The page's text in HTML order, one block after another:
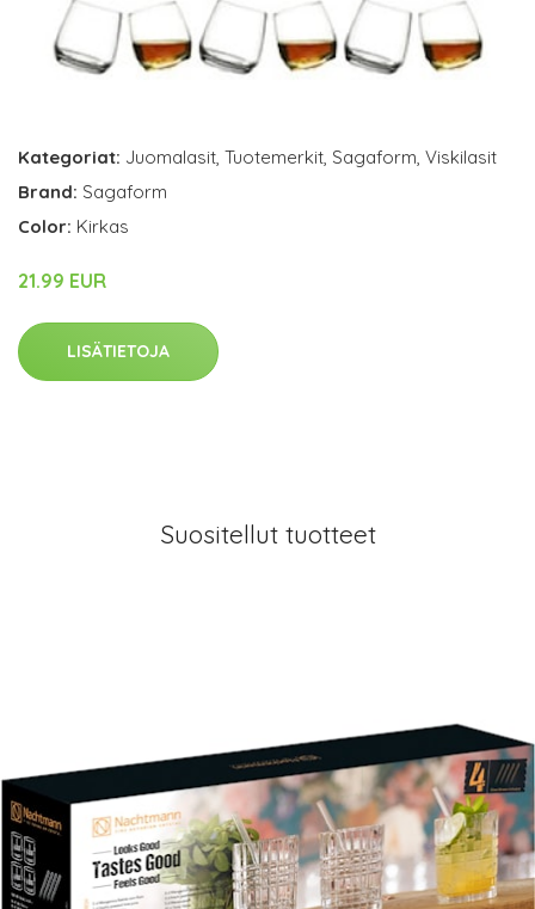
Kategoriat: Juomalasit, Tuotemerkit, Sagaform, Viskilasit
Brand: Sagaform
Color: Kirkas
21.99 EUR
LISÄTIETOJA
Suositellut tuotteet